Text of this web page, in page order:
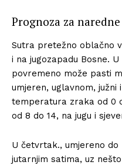
Prognoza za
Sutra pretežno oblačno
i na jugozapadu Bosne.
povremeno može pasti
umjeren, uglavnom, južni
temperatura zraka od 0
od 8 do 14, na jugu i
U četvrtak., umjereno
jutarnjim satima, uz